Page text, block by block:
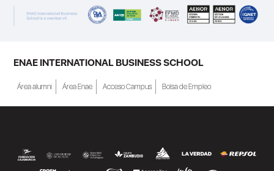
ENAE INTERNATIONAL BUSINESS SCHOOL
Área alumni Área Enae Acceso Campus Bolsa de Empleo